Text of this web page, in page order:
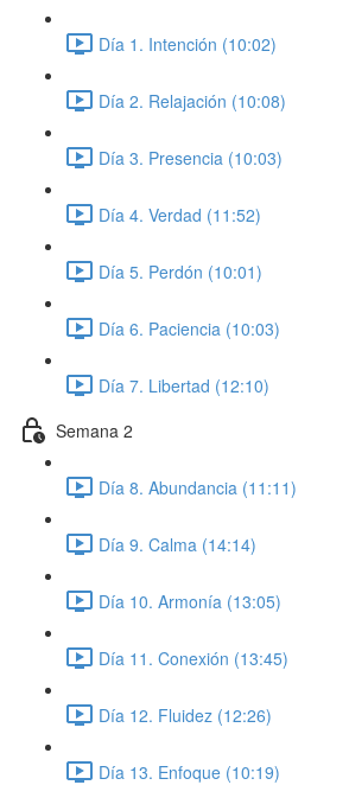
Día 1. Intención (10:02)
Día 2. Relajación (10:08)
Día 3. Presencia (10:03)
Día 4. Verdad (11:52)
Día 5. Perdón (10:01)
Día 6. Paciencia (10:03)
Día 7. Libertad (12:10)
Semana 2
Día 8. Abundancia (11:11)
Día 9. Calma (14:14)
Día 10. Armonía (13:05)
Día 11. Conexión (13:45)
Día 12. Fluidez (12:26)
Día 13. Enfoque (10:19)